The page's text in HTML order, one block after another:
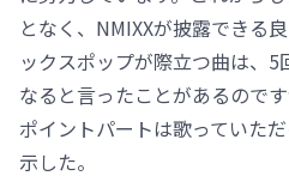
となく、NMIXXが披露できる
ックスポップが際立つ曲は、
なると言ったことがあるので
ポイントパートは歌っていた
示した。